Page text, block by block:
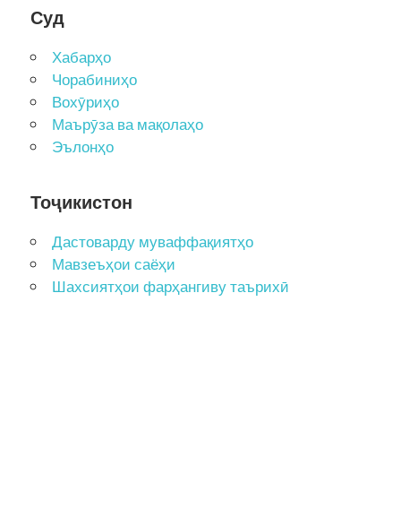
Суд
Хабарҳо
Чорабиниҳо
Вохӯриҳо
Маърӯза ва мақолаҳо
Эълонҳо
Тоҷикистон
Дастоварду муваффақиятҳо
Мавзеъҳои саёҳи
Шахсиятҳои фарҳангиву таърихӣ